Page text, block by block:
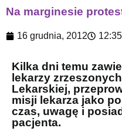
Na marginesie
16 grudnia, 2012 12:35
Kilka dni temu
lekarzy
Lekarskiej,
misji lekarza jako
czas, uwagę i
pacjenta.